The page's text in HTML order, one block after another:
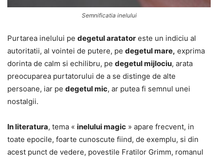
Semnificatia inelului
Purtarea inelului pe degetul aratator este un indiciu al
autoritatii, al vointei de putere, pe degetul mare, exprima
dorinta de calm si echilibru, pe degetul mijlociu, arata
preocuparea purtatorului de a se distinge de alte
persoane, iar pe degetul mic, ar putea fi semnul unei
nostalgii.
In literatura, tema « inelului magic » apare frecvent, in
toate epocile, foarte cunoscute fiind, de exemplu, si din
acest punct de vedere, povestile Fratilor Grimm, romanul